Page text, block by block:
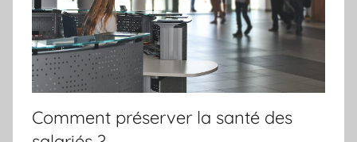
Comment préserver la santé des